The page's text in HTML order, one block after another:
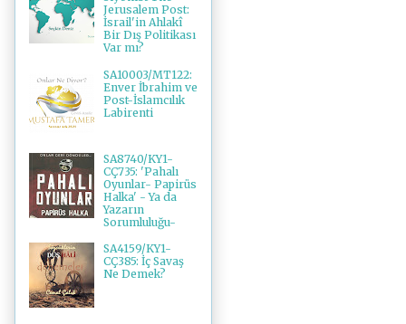
Jerusalem Post:
İsrail'in Ahlakî
Bir Dış Politikası
Var mı?
SA10003/MT122:
Enver İbrahim ve
Post-İslamcılık
Labirenti
SA8740/KY1-
CÇ735: 'Pahalı
Oyunlar- Papirüs
Halka' - Ya da
Yazarın
Sorumluluğu-
SA4159/KY1-
CÇ385: İç Savaş
Ne Demek?